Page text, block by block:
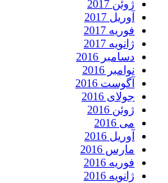
ژوئن 2017
آوریل 2017
فوریه 2017
ژانویه 2017
دسامبر 2016
نوامبر 2016
آگوست 2016
جولای 2016
ژوئن 2016
می 2016
آوریل 2016
مارس 2016
فوریه 2016
ژانویه 2016